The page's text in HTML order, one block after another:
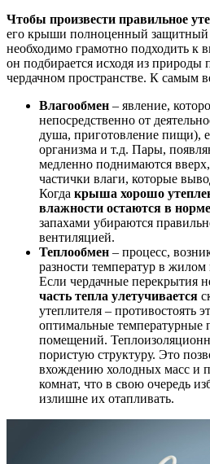
Чтобы произвести правильное
его крыши полноценный защитный
необходимо грамотно подходить к
он подбирается исходя из природы
чердачном пространстве. К самым
Влагообмен – явление,
непосредственно от
душа, приготовление пищи),
организма и т.д. Пары,
медленно поднимаются
частички влаги, которые
Когда крыша хорошо
влажности остаются в норме
запахами убираются
вентиляцией.
Теплообмен – процесс,
разности температур в жилом
Если чердачные перекрытия
часть тепла улетучивается
утеплителя – противостоять
оптимальные температурные
помещений.
пористую структуру. Это
вхождению холодных масс и
комнат, что в свою очередь
излишне их отапливать.